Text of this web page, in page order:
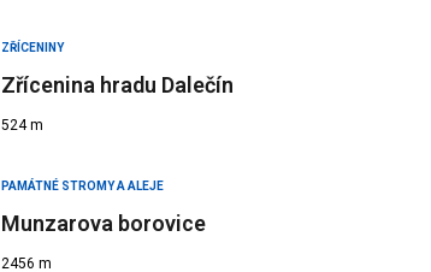
ZŘÍCENINY
Zřícenina hradu Dalečín
524 m
PAMÁTNÉ STROMY A ALEJE
Munzarova borovice
2456 m